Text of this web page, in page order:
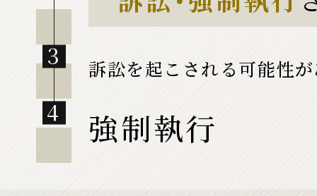
訴訟を起こされる可能性
強制執行